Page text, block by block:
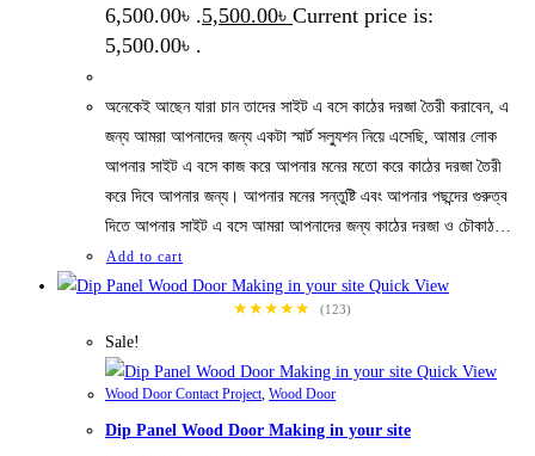
6,500.00৳ .5,500.00৳ Current price is:
5,500.00৳ .
অনেকেই আছেন যারা চান তাদের সাইট এ বসে কাঠের দরজা তৈরী করাবেন, এ
জন্য আমরা আপনাদের জন্য একটা স্মার্ট সল্যুশন নিয়ে এসেছি, আমার লোক
আপনার সাইট এ বসে কাজ করে আপনার মনের মতো করে কাঠের দরজা তৈরী
করে দিবে আপনার জন্য। আপনার মনের সন্তুষ্টি এবং আপনার পছন্দের গুরুত্ব
দিতে আপনার সাইট এ বসে আমরা আপনাদের জন্য কাঠের দরজা ও চৌকাঠ…
Add to cart
Quick View
★★★★★
(123)
Sale!
Quick View
Wood Door Contact Project, Wood Door
Dip Panel Wood Door Making in your site